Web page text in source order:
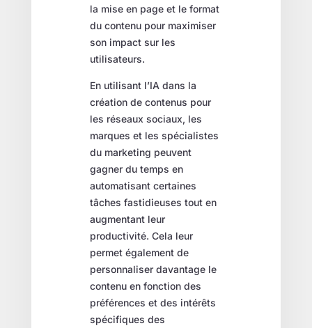
la mise en page et le format
du contenu pour maximiser
son impact sur les
utilisateurs.
En utilisant l’IA dans la
création de contenus pour
les réseaux sociaux, les
marques et les spécialistes
du marketing peuvent
gagner du temps en
automatisant certaines
tâches fastidieuses tout en
augmentant leur
productivité. Cela leur
permet également de
personnaliser davantage le
contenu en fonction des
préférences et des intérêts
spécifiques des